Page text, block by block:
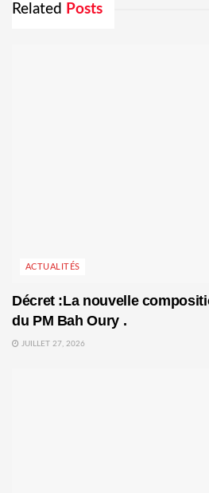
Related Posts
ACTUALITÉS
Décret :La nouvelle
du PM Bah Oury .
JUILLET 27, 2026